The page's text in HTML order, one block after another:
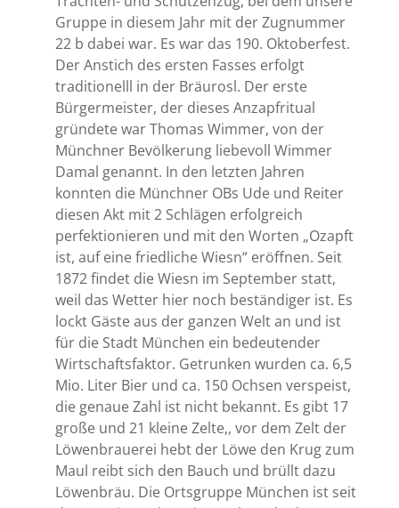
Gruppe in diesem Jahr mit der Zugnummer
22 b dabei war. Es war das 190. Oktoberfest.
Der Anstich des ersten Fasses erfolgt
traditionelll in der Bräurosl. Der erste
Bürgermeister, der dieses Anzapfritual
gründete war Thomas Wimmer, von der
Münchner Bevölkerung liebevoll Wimmer
Damal genannt. In den letzten Jahren
konnten die Münchner OBs Ude und Reiter
diesen Akt mit 2 Schlägen erfolgreich
perfektionieren und mit den Worten „Ozapft
ist, auf eine friedliche Wiesn“ eröffnen. Seit
1872 findet die Wiesn im September statt,
weil das Wetter hier noch beständiger ist. Es
lockt Gäste aus der ganzen Welt an und ist
für die Stadt München ein bedeutender
Wirtschaftsfaktor. Getrunken wurden ca. 6,5
Mio. Liter Bier und ca. 150 Ochsen verspeist,
die genaue Zahl ist nicht bekannt. Es gibt 17
große und 21 kleine Zelte,, vor dem Zelt der
Löwenbrauerei hebt der Löwe den Krug zum
Maul reibt sich den Bauch und brüllt dazu
Löwenbräu. Die Ortsgruppe München ist seit